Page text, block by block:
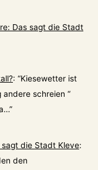
Das sagt die Stadt
: “Kiesewetter ist
schreien “
”
die Stadt Kleve:
den